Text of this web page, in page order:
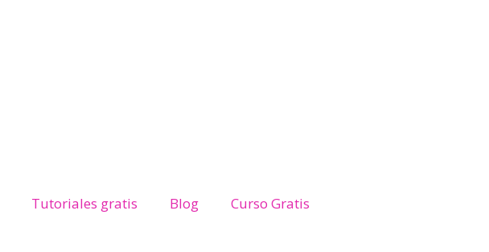
Tutoriales gratis Blog Curso Gratis